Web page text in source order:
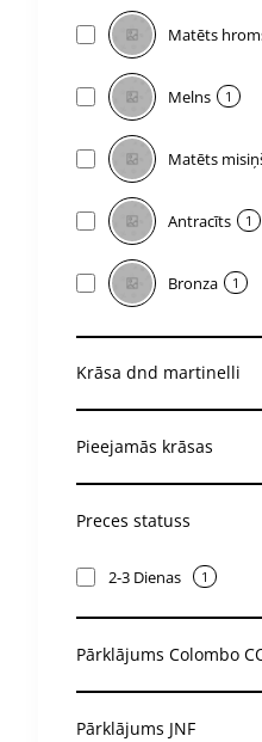
Matēts
Melns 1
Matēts
Antracīts 1
Bronza 1
Krāsa dnd martinelli
Pieejamās krāsas
Preces statuss
2-3 Dienas 1
Pārklājums Colombo
Pārklājums JNF